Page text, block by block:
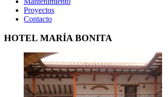
Proyectos
Contacto
HOTEL MARÍA BONITA